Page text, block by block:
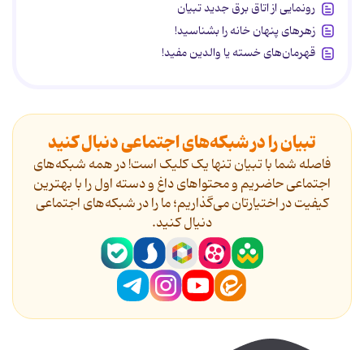
رونمایی از اتاق برق جدید تبیان
زهرهای پنهان خانه را بشناسید!
قهرمان‌های خسته یا والدین مفید!
تبیان را در شبکه‌های اجتماعی دنبال کنید
فاصله شما با تبیان تنها یک کلیک است! در همه شبکه‌های
اجتماعی حاضریم و محتواهای داغ و دسته اول را با بهترین
کیفیت در اختیارتان می‌گذاریم؛ ما را در شبکه‌های اجتماعی
دنیال کنید.